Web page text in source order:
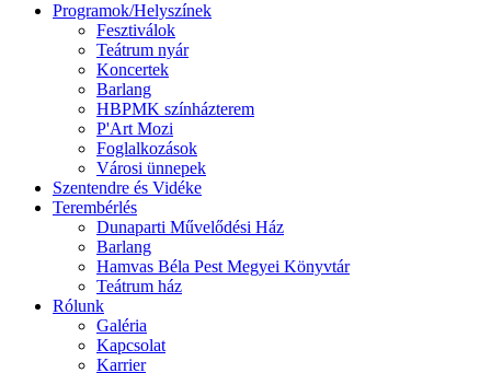
Programok/Helyszínek
Fesztiválok
Teátrum nyár
Koncertek
Barlang
HBPMK színházterem
P'Art Mozi
Foglalkozások
Városi ünnepek
Szentendre és Vidéke
Terembérlés
Dunaparti Művelődési Ház
Barlang
Hamvas Béla Pest Megyei Könyvtár
Teátrum ház
Rólunk
Galéria
Kapcsolat
Karrier